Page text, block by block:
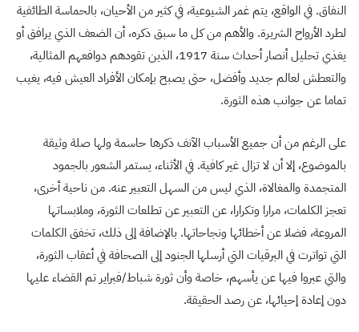
النفاق. في الواقع، يتم غمر الشيوعية، في كثير من الأحيان، بالحماسة الطائفية
لطرد الأرواح الشريرة. والأهم من كل ما سبق ذكره، أن الضعف الذي يرافق أو
يغذي تحليل أنصار أحداث سنة 1917، الذين تقودهم دوافعهم المثالية،
والتعطش لعالم جديد وأفضل، حتى يصبح بإمكان الأفراد العيش فيه، يغيب
تماما عن جوانب هذه الثورة.
على الرغم من أن جميع الأسباب الآنف ذكرها حاسمة ولها صلة وثيقة
بالموضوع، إلا أن لا تزال غير كافية. في الأثناء، يستمر الشعور بالجمود
المتجمدة والمغالاة، الذي ليس من السهل التعبير عنه. من ناحية أخرى،
تعجز الكلمات، مرارا وتكرارا، عن التعبير عن تطلعات الثورة، وملابساتها
المروعة، فضلا عن أخطائها ونجاحاتها. بالإضافة إلى ذلك، تخفق الكلمات
التي تواترت في البرقيات التي أرسلها الجنود إلى الصحافة في أعقاب الثورة،
والتي عبروا فيها عن يأسهم، خاصة وأن ثورة شباط/فبراير تم القضاء عليها
دون إعادة إحيائها، عن رصد الحقيقة.